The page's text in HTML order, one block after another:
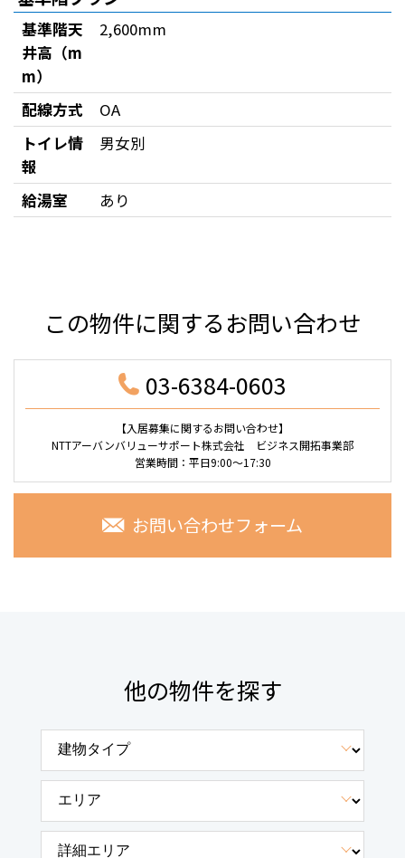
基準階天
井高（m
m）
2,600mm
配線方式
OA
トイレ情
報
男女別
給湯室 あり
この物件に関するお問い合わせ
03-6384-0603
【入居募集に関するお問い合わせ】
NTTアーバンバリューサポート株式会社 ビジネス開拓事業部
営業時間：平日9:00～17:30
お問い合わせフォーム
他の物件を探す